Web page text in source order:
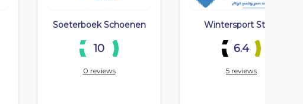
Soeterboek Schoenen
10
0 reviews
Wintersport Store
6.4
5 reviews